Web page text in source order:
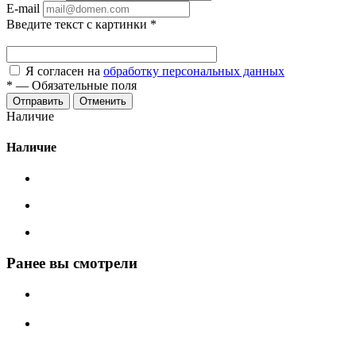
E-mail
Введите текст с картинки *
Я согласен на обработку персональных данных
* — Обязательные поля
Отменить
Наличие
Наличие
Ранее вы смотрели